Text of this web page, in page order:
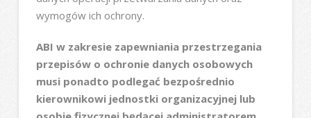
wymogów ich ochrony.
ABI w zakresie zapewniania przestrzegania
przepisów o ochronie danych osobowych
musi ponadto podlegać bezpośrednio
kierownikowi jednostki organizacyjnej lub